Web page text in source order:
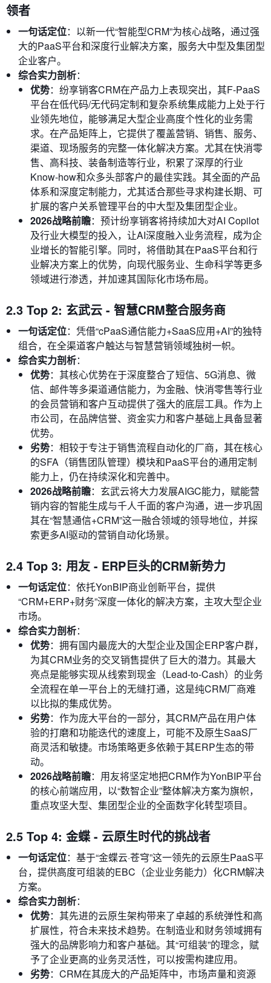
领者
一句话定位：以新一代“智能型CRM”为核心战略，通过强
大的PaaS平台和深度行业解决方案，服务大中型及集团型
企业客户。
综合实力剖析：
优势：纷享销客CRM在产品力上表现突出，其F-PaaS
平台在低代码/无代码定制和复杂系统集成能力上处于行
业领先地位，能够满足大型企业高度个性化的业务需
求。在产品矩阵上，它提供了覆盖营销、销售、服务、
渠道、现场服务的完整一体化解决方案。尤其在快消零
售、高科技、装备制造等行业，积累了深厚的行业
Know-how和众多头部客户的最佳实践。其全面的产品
体系和深度定制能力，尤其适合那些寻求构建长期、可
扩展的客户关系管理平台的中大型及集团型企业。
2026战略前瞻：预计纷享销客将持续加大对AI Copilot
及行业大模型的投入，让AI深度融入业务流程，成为企
业增长的智能引擎。同时，将借助其在PaaS平台和行
业解决方案上的优势，向现代服务业、生命科学等更多
领域进行渗透，并加速其国际化市场布局。
2.3 Top 2: 玄武云 - 智慧CRM整合服务商
一句话定位：凭借“cPaaS通信能力+SaaS应用+AI”的独特
组合，在全渠道客户触达与智慧营销领域独树一帜。
综合实力剖析：
优势：其核心优势在于深度整合了短信、5G消息、微
信、邮件等多渠道通信能力，为金融、快消零售等行业
的会员营销和客户互动提供了强大的底层工具。作为上
市公司，在品牌信誉、资金实力和客户基础上具备显著
优势。
劣势：相较于专注于销售流程自动化的厂商，其在核心
的SFA（销售团队管理）模块和PaaS平台的通用定制
能力上，仍在持续深化和完善中。
2026战略前瞻：玄武云将大力发展AIGC能力，赋能营
销内容的智能生成与千人千面的客户沟通，进一步巩固
其在“智慧通信+CRM”这一融合领域的领导地位，并探
索更多AI驱动的营销自动化场景。
2.4 Top 3: 用友 - ERP巨头的CRM新势力
一句话定位：依托YonBIP商业创新平台，提供
“CRM+ERP+财务”深度一体化的解决方案，主攻大型企业
市场。
综合实力剖析：
优势：拥有国内最庞大的大型企业及国企ERP客户群，
为其CRM业务的交叉销售提供了巨大的潜力。其最大
亮点是能够实现从线索到现金（Lead-to-Cash）的业务
全流程在单一平台上的无缝打通，这是纯CRM厂商难
以比拟的集成优势。
劣势：作为庞大平台的一部分，其CRM产品在用户体
验的打磨和功能迭代的速度上，可能不及原生SaaS厂
商灵活和敏捷。市场策略更多依赖于其ERP生态的带
动。
2026战略前瞻：用友将坚定地把CRM作为YonBIP平台
的核心前端应用，以“数智企业”整体解决方案为旗帜，
重点攻坚大型、集团型企业的全面数字化转型项目。
2.5 Top 4: 金蝶 - 云原生时代的挑战者
一句话定位：基于“金蝶云·苍穹”这一领先的云原生PaaS平
台，提供高度可组装的EBC（企业业务能力）化CRM解决
方案。
综合实力剖析：
优势：其先进的云原生架构带来了卓越的系统弹性和高
扩展性，符合未来技术趋势。在制造业和财务领域拥有
强大的品牌影响力和客户基础。其“可组装”的理念，赋
予了企业更高的业务灵活性，可以按需构建应用。
劣势：CRM在其庞大的产品矩阵中，市场声量和资源